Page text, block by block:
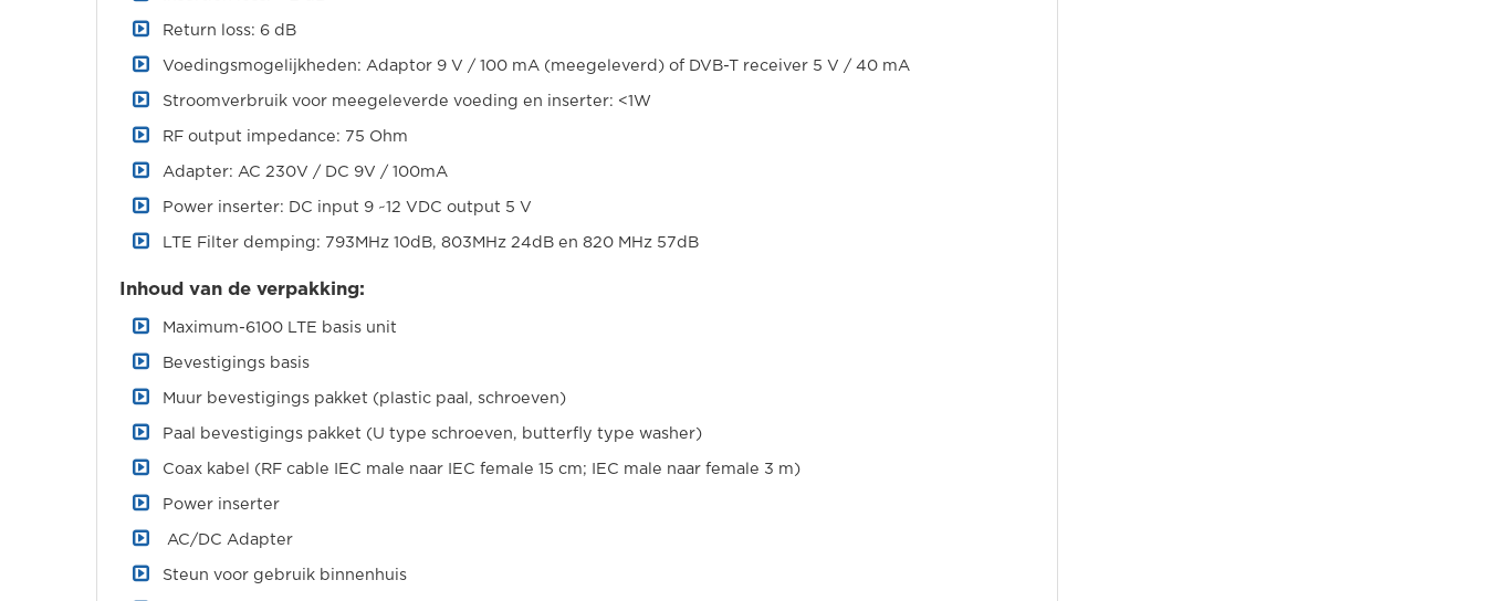
Return loss: 6 dB
Voedingsmogelijkheden: Adaptor 9 V / 100 mA (meegeleverd) of DVB-T receiver 5 V / 40 mA
Stroomverbruik voor meegeleverde voeding en inserter: <1W
RF output impedance: 75 Ohm
Adapter: AC 230V / DC 9V / 100mA
Power inserter: DC input 9 ~12 VDC output 5 V
LTE Filter demping: 793MHz 10dB, 803MHz 24dB en 820 MHz 57dB
Inhoud van de verpakking:
Maximum-6100 LTE basis unit
Bevestigings basis
Muur bevestigings pakket (plastic paal, schroeven)
Paal bevestigings pakket (U type schroeven, butterfly type washer)
Coax kabel (RF cable IEC male naar IEC female 15 cm; IEC male naar female 3 m)
Power inserter
AC/DC Adapter
Steun voor gebruik binnenhuis